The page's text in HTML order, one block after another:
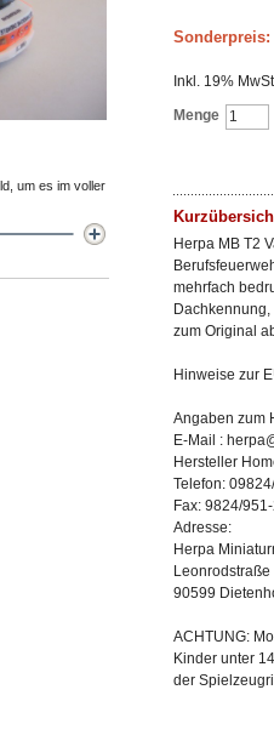
Sonderpreis:
Inkl. 19%
Menge
Herpa MB T2
mehrfach
zum Original
Hinweise zur
Angaben zum
E-Mail :
Hersteller
Telefon:
Fax: 9824/
Adresse:
Herpa
90599
ACHTUNG:
Kinder unter
der
um es im voller